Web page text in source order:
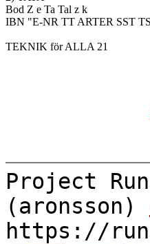
Bod Z e Ta Tal z k
IBN "E-NR TT ARTER SST
TEKNIK för ALLA 21
Project
(aronsson)
https://